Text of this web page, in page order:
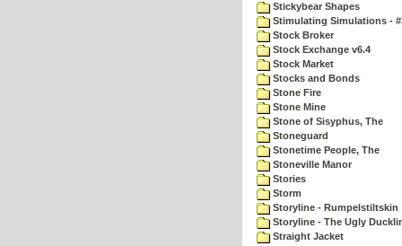
Stickybear Shapes
Stimulating Simulations -
Stock Broker
Stock Exchange v6.4
Stock Market
Stocks and Bonds
Stone Fire
Stone Mine
Stone of Sisyphus, The
Stoneguard
Stonetime People, The
Stoneville Manor
Stories
Storm
Storyline - Rumpelstiltskin
Storyline - The Ugly
Straight Jacket